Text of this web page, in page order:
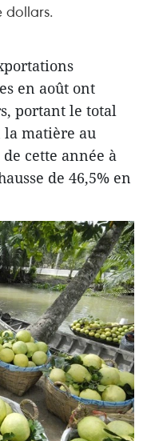
dollars.
en août ont
portant le total
la matière au
cette année à
de 46,5% en